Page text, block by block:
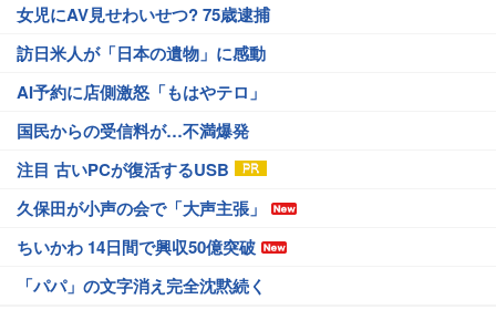
女児にAV見せわいせつ? 75歳逮捕
訪日米人が「日本の遺物」に感動
AI予約に店側激怒「もはやテロ」
国民からの受信料が…不満爆発
注目 古いPCが復活するUSB
久保田が小声の会で「大声主張」
ちいかわ 14日間で興収50億突破
「パパ」の文字消え完全沈黙続く